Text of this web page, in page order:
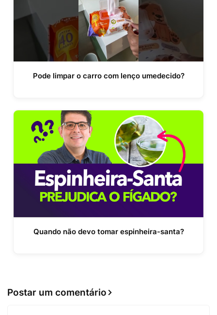
Pode limpar o carro com lenço umedecido?
Quando não devo tomar espinheira-santa?
Postar um comentário